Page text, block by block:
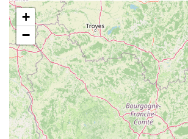
+
−